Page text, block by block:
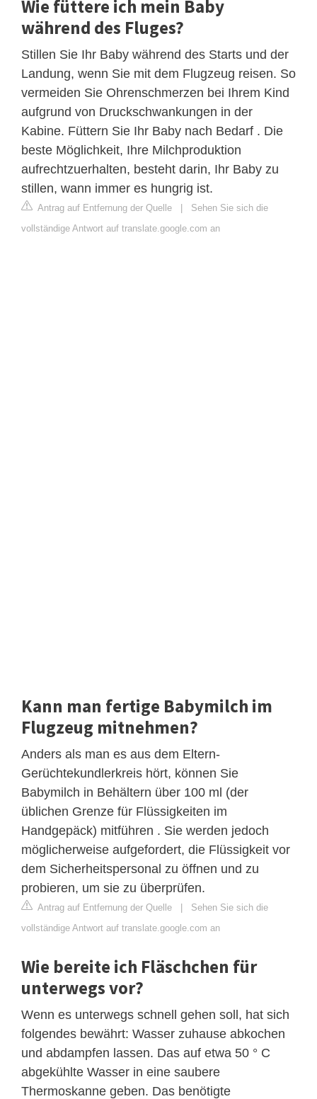
Wie füttere ich mein Baby
während des Fluges?
Stillen Sie Ihr Baby während des Starts und der
Landung, wenn Sie mit dem Flugzeug reisen. So
vermeiden Sie Ohrenschmerzen bei Ihrem Kind
aufgrund von Druckschwankungen in der
Kabine. Füttern Sie Ihr Baby nach Bedarf . Die
beste Möglichkeit, Ihre Milchproduktion
aufrechtzuerhalten, besteht darin, Ihr Baby zu
stillen, wann immer es hungrig ist.
Antrag auf Entfernung der Quelle | Sehen Sie sich die
vollständige Antwort auf translate.google.com an
Kann man fertige Babymilch im
Flugzeug mitnehmen?
Anders als man es aus dem Eltern-
Gerüchtekundlerkreis hört, können Sie
Babymilch in Behältern über 100 ml (der
üblichen Grenze für Flüssigkeiten im
Handgepäck) mitführen . Sie werden jedoch
möglicherweise aufgefordert, die Flüssigkeit vor
dem Sicherheitspersonal zu öffnen und zu
probieren, um sie zu überprüfen.
Antrag auf Entfernung der Quelle | Sehen Sie sich die
vollständige Antwort auf translate.google.com an
Wie bereite ich Fläschchen für
unterwegs vor?
Wenn es unterwegs schnell gehen soll, hat sich
folgendes bewährt: Wasser zuhause abkochen
und abdampfen lassen. Das auf etwa 50 ° C
abgekühlte Wasser in eine saubere
Thermoskanne geben. Das benötigte